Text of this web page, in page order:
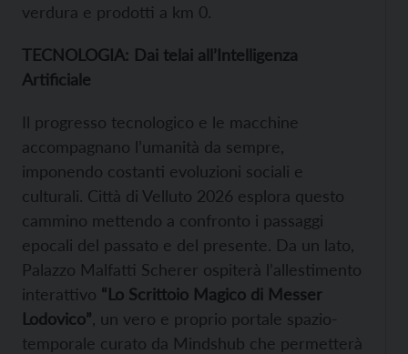
verdura e prodotti a km 0.
TECNOLOGIA: Dai telai all’Intelligenza
Artificiale
Il progresso tecnologico e le macchine
accompagnano l’umanità da sempre,
imponendo costanti evoluzioni sociali e
culturali. Città di Velluto 2026 esplora questo
cammino mettendo a confronto i passaggi
epocali del passato e del presente. Da un lato,
Palazzo Malfatti Scherer ospiterà l’allestimento
interattivo “Lo Scrittoio Magico di Messer
Lodovico” , un vero e proprio portale spazio-
temporale curato da Mindshub che permetterà